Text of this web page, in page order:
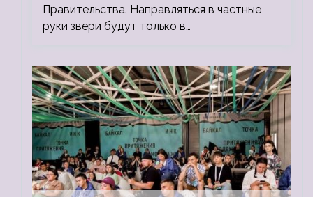
Правительства. Направляться в частные
руки звери будут только в…